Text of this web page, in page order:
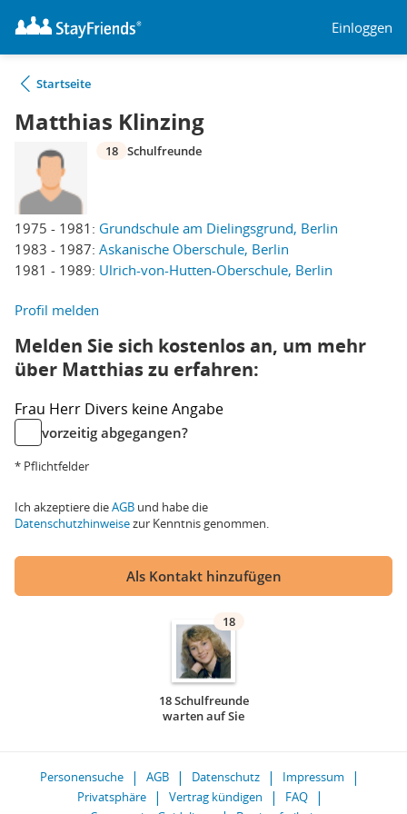
Einloggen
Startseite
Matthias Klinzing
1975 - 1981: Grundschule am Dielingsgrund, Berlin
1983 - 1987: Askanische Oberschule, Berlin
1981 - 1989: Ulrich-von-Hutten-Oberschule, Berlin
18 Schulfreunde
Profil melden
Melden Sie sich kostenlos an, um mehr
über Matthias zu erfahren:
Frau Herr Divers keine Angabe
vorzeitig abgegangen?
* Pflichtfelder
Ich akzeptiere dieAGB und habe die
Datenschutzhinweisezur Kenntnis genommen.
Als Kontakt hinzufügen
18
18 Schulfreunde
warten auf Sie
Personensuche AGB Datenschutz
Impressum
Privatsphäre
Vertrag kündigen
FAQ